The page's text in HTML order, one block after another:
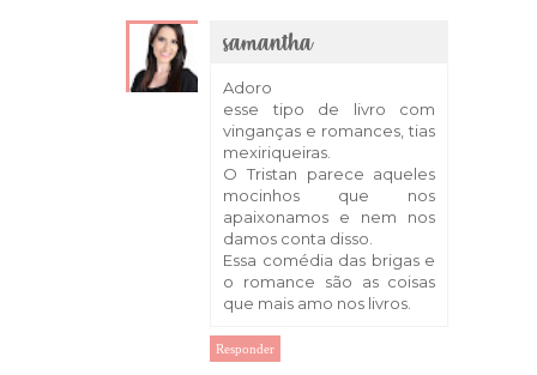
samantha
Adoro
esse tipo de livro com
vinganças e romances, tias
mexiriqueiras.
O Tristan parece aqueles
mocinhos que nos
apaixonamos e nem nos
damos conta disso.
Essa comédia das brigas e
o romance são as coisas
que mais amo nos livros.
Responder